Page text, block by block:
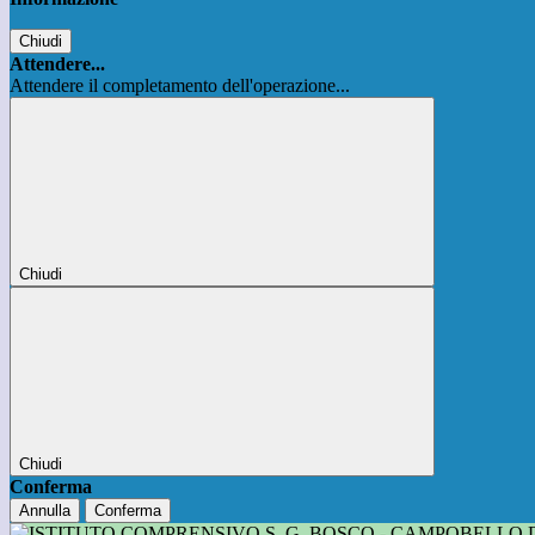
Chiudi
Attendere...
Attendere il completamento dell'operazione...
Chiudi
Chiudi
Conferma
Annulla Conferma